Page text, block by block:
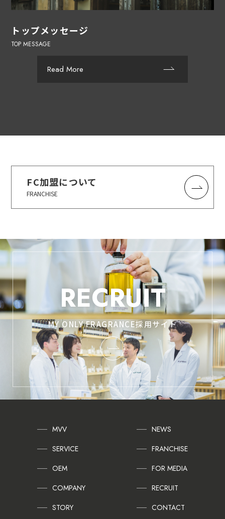
トップメッセージ
TOP MESSAGE
Read More
FC加盟について
FRANCHISE
RECRUIT
MY ONLY FRAGRANCE採用サイト
MVV
SERVICE
OEM
COMPANY
STORY
NEWS
FRANCHISE
FOR MEDIA
RECRUIT
CONTACT